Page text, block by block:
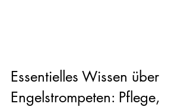
Essentielles Wissen über
Engelstrompeten: Pflege,